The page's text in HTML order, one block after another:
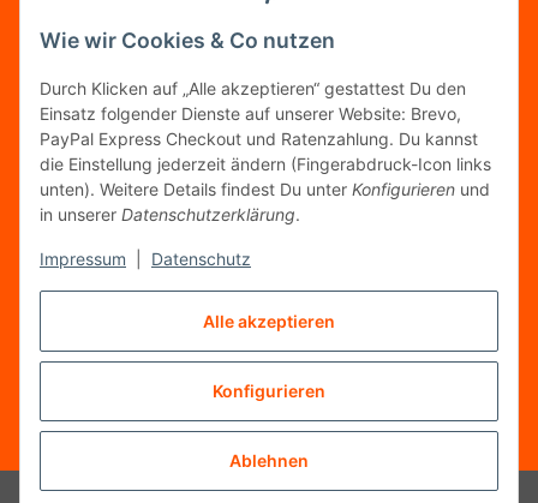
Alle akzeptieren
Konfigurieren
Ablehnen
Wie wir Cookies & Co nutzen
Durch Klicken auf „Alle akzeptieren“ gestattest Du den
Einsatz folgender Dienste auf unserer Website: Brevo,
PayPal Express Checkout und Ratenzahlung. Du kannst
die Einstellung jederzeit ändern (Fingerabdruck-Icon links
unten). Weitere Details findest Du unter Konfigurieren und
in unserer Datenschutzerklärung.
Impressum Datenschutz
FOLGT UNS
FAIRCOMMERCE
Wir sind seit 04.12.2015 Mitglied der Initiative
Vertrag widerrufen
* Alle Preise inkl. gesetzlicher MwSt.